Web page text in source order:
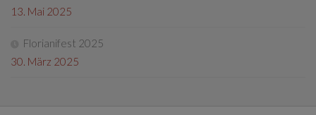
13. Mai 2025
Florianifest 2025
30. März 2025